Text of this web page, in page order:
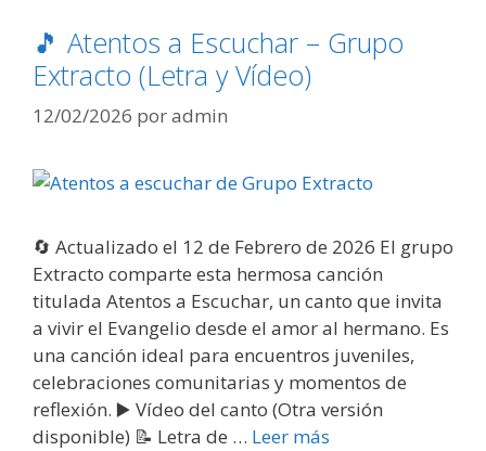
🎵 Atentos a Escuchar – Grupo
Extracto (Letra y Vídeo)
12/02/2026 poradmin
🔄 Actualizado el 12 de Febrero de 2026 El grupo
Extracto comparte esta hermosa canción
titulada Atentos a Escuchar, un canto que invita
a vivir el Evangelio desde el amor al hermano. Es
una canción ideal para encuentros juveniles,
celebraciones comunitarias y momentos de
reflexión. ▶️ Vídeo del canto (Otra versión
disponible) 📝 Letra de … Leer más